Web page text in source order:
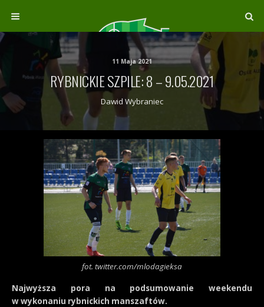
11 Maja 2021
RYBNICKIE SZPILE: 8 – 9.05.2021
Dawid Wybraniec
fot. twitter.com/mlodagieksa
Najwyższa pora na podsumowanie weekendu
w wykonaniu rybnickich manszaftów.